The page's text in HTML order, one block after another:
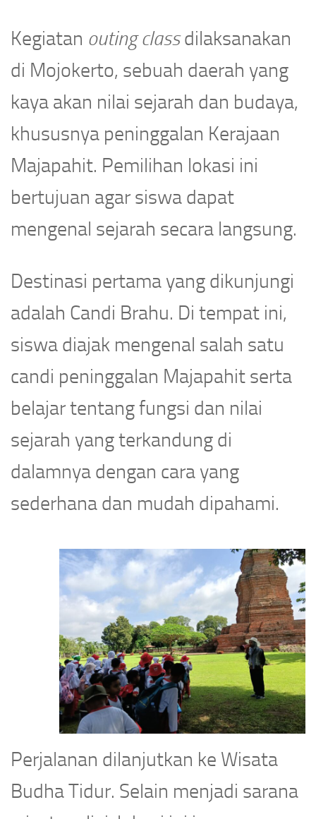
Kegiatan outing classdilaksanakan
di Mojokerto, sebuah daerah yang
kaya akan nilai sejarah dan budaya,
khususnya peninggalan Kerajaan
Majapahit. Pemilihan lokasi ini
bertujuan agar siswa dapat
mengenal sejarah secara langsung.
Destinasi pertama yang dikunjungi
adalah Candi Brahu. Di tempat ini,
siswa diajak mengenal salah satu
candi peninggalan Majapahit serta
belajar tentang fungsi dan nilai
sejarah yang terkandung di
dalamnya dengan cara yang
sederhana dan mudah dipahami.
Perjalanan dilanjutkan ke Wisata
Budha Tidur. Selain menjadi sarana